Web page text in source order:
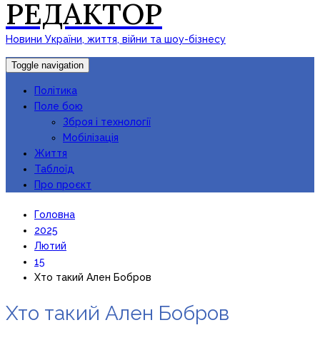
РЕДАКТОР
Новини України, життя, війни та шоу-бізнесу
Toggle navigation
Політика
Поле бою
Зброя і технології
Мобілізація
Життя
Таблоїд
Про проєкт
Головна
2025
Лютий
15
Хто такий Ален Бобров
Хто такий Ален Бобров